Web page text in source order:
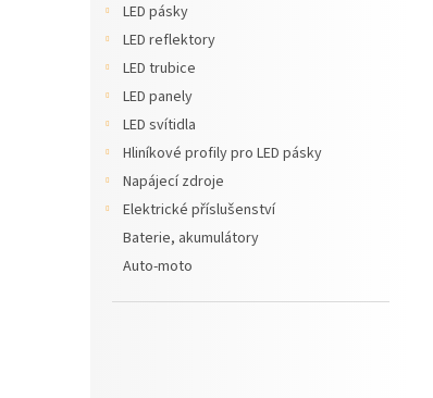
LED pásky
LED reflektory
LED trubice
LED panely
LED svítidla
Hliníkové profily pro LED pásky
Napájecí zdroje
Elektrické příslušenství
Baterie, akumulátory
Auto-moto